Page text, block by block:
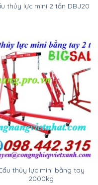
thủy lực mini 2 tấn DBJ20
thủy lực mini bằng tay
2000kg